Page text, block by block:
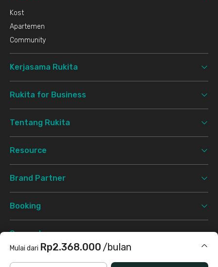
Mulai dari Rp2.368.000 /bulan
Kost
Apartemen
Community
Kerjasama Rukita
Rukita for Business
Tentang Rukita
Resource
Brand Partner
Booking
Support
Syarat & Ketentuan Kebijakan Privasi